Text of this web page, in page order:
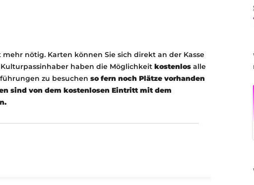
nötig. Karten können Sie sich direkt an der Kasse
haben die Möglichkeit kostenlos alle
zu besuchen so fern noch Plätze vorhanden
sind von dem kostenlosen Eintritt mit dem